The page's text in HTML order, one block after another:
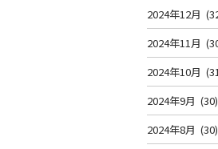
2024年12月
2024年11月
2024年10月
2024年9月 (30)
2024年8月 (30)